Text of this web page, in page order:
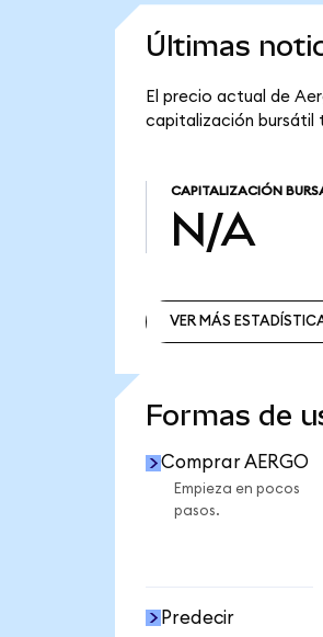
Últimas
El precio actual de
capitalización bursátil
CAPITALIZACIÓN
N/A
VER MÁS
Formas de
Comprar AERGO
Empieza en pocos
pasos.
Predecir